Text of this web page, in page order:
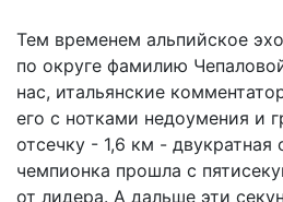
Тем временем альпийское
по округе фамилию
нас, итальянские
его с нотками недоумения и
отсечку - 1,6 км - двукратная
чемпионка прошла с
от лидера. А дальше эти